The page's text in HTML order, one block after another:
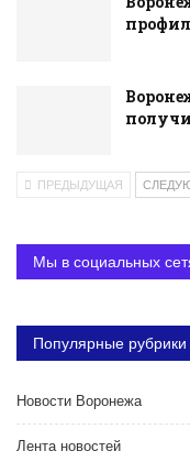
ПРЕДЫДУЩАЯ
Мы в социальных
Популярные рубрики
Новости Воронежа
Лента новостей